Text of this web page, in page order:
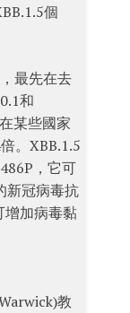
個
最先在去
和
某些國家
。XBB.1.5
，它可
新冠病毒抗
增加病毒黏
教